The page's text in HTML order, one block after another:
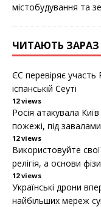
містoбудування та
ЧИТАЮТЬ ЗАРАЗ
ЄС перевіряє участь
іспанській Сеуті
12 views
Росія атакувала
пожежі, під
12 views
Використовуйте
релігія, а основи
12 views
Українські дрони
найбільших мереж